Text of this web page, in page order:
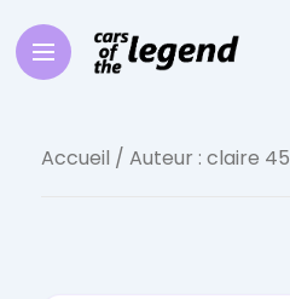
Accueil / Auteur : claire 45